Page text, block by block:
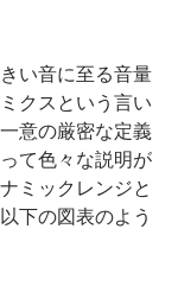
い音に至る音量
クスという言い
意の厳密な定義
て色々な説明が
ミックレンジと
下の図表のよう